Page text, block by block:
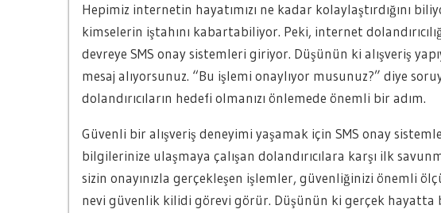
Hepimiz internetin hayatımızı ne kadar kolaylaştırdığını
kimselerin iştahını kabartabiliyor. Peki, internet
devreye SMS onay sistemleri giriyor. Düşünün ki alışveriş
mesaj alıyorsunuz. “Bu işlemi onaylıyor musunuz?” diye
dolandırıcıların hedefi olmanızı önlemede önemli bir adım.
Güvenli bir alışveriş deneyimi yaşamak için SMS onay
bilgilerinize ulaşmaya çalışan dolandırıcılara karşı ilk
sizin onayınızla gerçekleşen işlemler, güvenliğinizi önemli
nevi güvenlik kilidi görevi görür. Düşünün ki gerçek hayatta